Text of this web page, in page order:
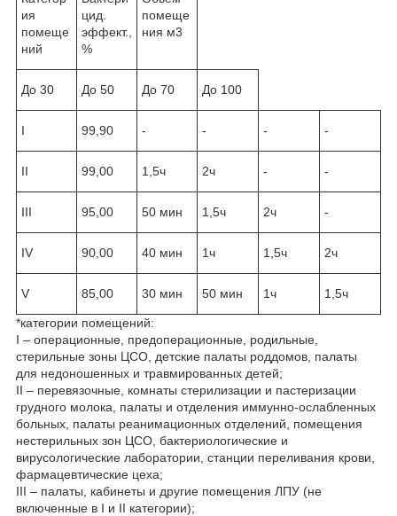
ия
помеще
ний
цид.
эффект.,
%
помеще
ния м3
До 30 До 50 До 70 До 100
I 99,90 - - - -
II 99,00 1,5ч 2ч - -
III 95,00 50 мин 1,5ч 2ч -
IV 90,00 40 мин 1ч 1,5ч 2ч
V 85,00 30 мин 50 мин 1ч 1,5ч
*категории помещений:
I – операционные, предоперационные, родильные,
стерильные зоны ЦСО, детские палаты роддомов, палаты
для недоношенных и травмированных детей;
II – перевязочные, комнаты стерилизации и пастеризации
грудного молока, палаты и отделения иммунно-ослабленных
больных, палаты реанимационных отделений, помещения
нестерильных зон ЦСО, бактериологические и
вирусологические лаборатории, станции переливания крови,
фармацевтические цеха;
III – палаты, кабинеты и другие помещения ЛПУ (не
включенные в I и II категории);